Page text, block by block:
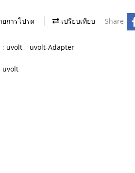
ยการโปรด เปรียบเทียบ Share
: uvolt , uvolt-Adapter
uvolt